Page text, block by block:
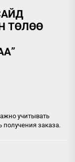
ТӨЛӨӨ
”
учитывать
получения заказа.